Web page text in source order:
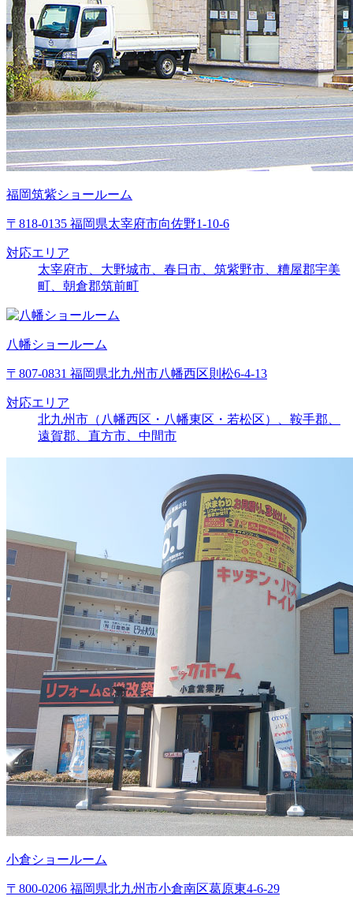
福岡筑紫ショールーム
〒818-0135 福岡県太宰府市向佐野1-10-6
対応エリア
太宰府市、大野城市、春日市、筑紫野市、糟屋郡宇美
町、朝倉郡筑前町
八幡ショールーム
〒807-0831 福岡県北九州市八幡西区則松6-4-13
対応エリア
北九州市（八幡西区・八幡東区・若松区）、鞍手郡、
遠賀郡、直方市、中間市
小倉ショールーム
〒800-0206 福岡県北九州市小倉南区葛原東4-6-29